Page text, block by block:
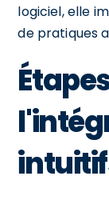
logiciel, elle
de pratiques